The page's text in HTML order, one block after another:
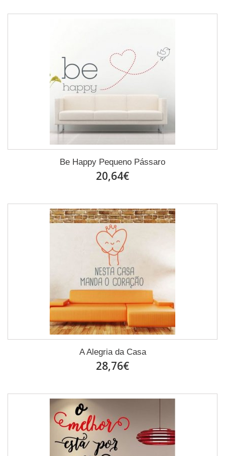
Be Happy Pequeno Pássaro
20,64€
A Alegria da Casa
28,76€